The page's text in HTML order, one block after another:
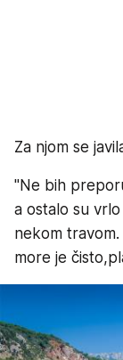
Za njom se
"Ne bih
a ostalo su
nekom
more je